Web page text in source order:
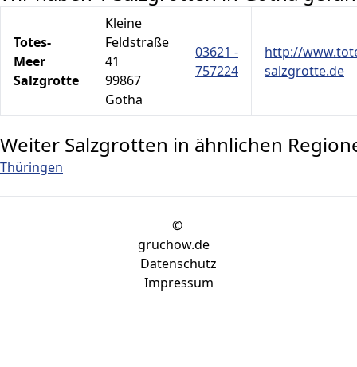
Totes-
Meer
Salzgrotte
Kleine
Feldstraße
41
99867
Gotha
03621 -
757224
http://
salzgrotte.de
Weiter Salzgrotten in ähnlichen
Thüringen
©
gruchow.de
Datenschutz
Impressum